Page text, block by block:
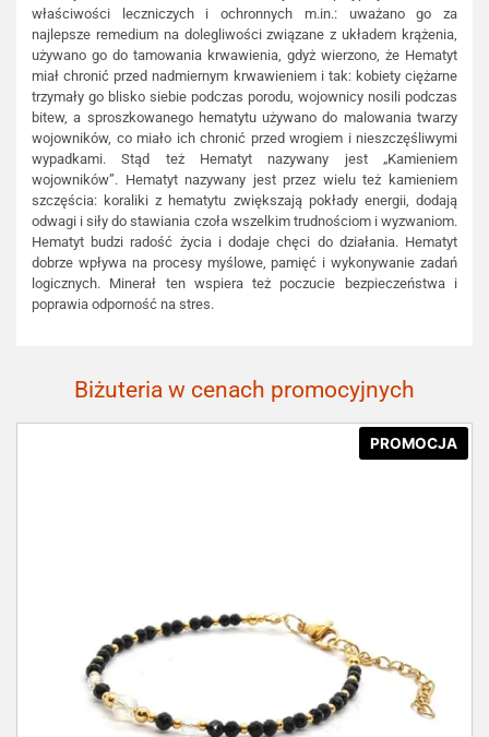
właściwości leczniczych i ochronnych m.in.: uważano go za
najlepsze remedium na dolegliwości związane z układem krążenia,
używano go do tamowania krwawienia, gdyż wierzono, że Hematyt
miał chronić przed nadmiernym krwawieniem i tak: kobiety ciężarne
trzymały go blisko siebie podczas porodu, wojownicy nosili podczas
bitew, a sproszkowanego hematytu używano do malowania twarzy
wojowników, co miało ich chronić przed wrogiem i nieszczęśliwymi
wypadkami. Stąd też Hematyt nazywany jest „Kamieniem
wojowników”. Hematyt nazywany jest przez wielu też kamieniem
szczęścia: koraliki z hematytu zwiększają pokłady energii, dodają
odwagi i siły do stawiania czoła wszelkim trudnościom i wyzwaniom.
Hematyt budzi radość życia i dodaje chęci do działania. Hematyt
dobrze wpływa na procesy myślowe, pamięć i wykonywanie zadań
logicznych. Minerał ten wspiera też poczucie bezpieczeństwa i
poprawia odporność na stres.
Biżuteria w cenach promocyjnych
PROMOCJA